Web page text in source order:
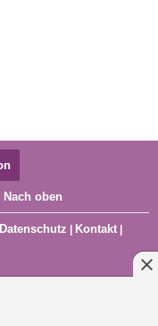
Nach oben
Datenschutz Kontakt|